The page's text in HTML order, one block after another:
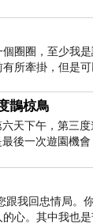
圈圈，至少我
所牽掛，但是
鵲椋鳥
天下午，第三
最後一次遊園機
有兩隻赤頸鶴飛
跟我回忠情局。
心。其中我也是